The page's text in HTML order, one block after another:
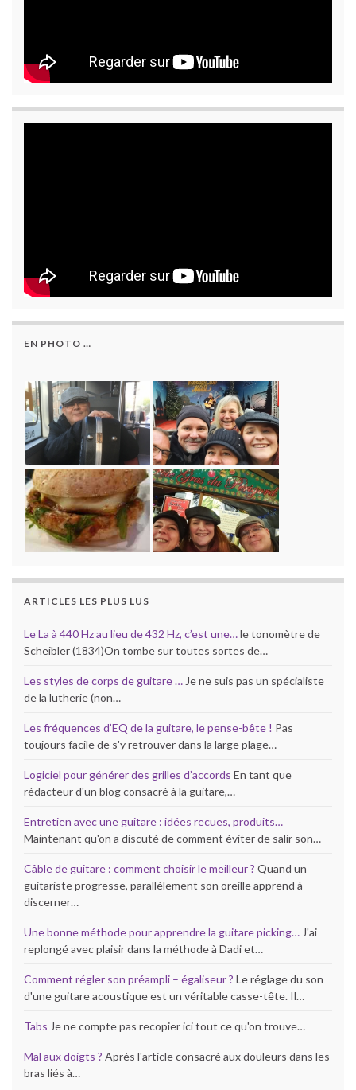
EN PHOTO …
ARTICLES LES PLUS LUS
Le La à 440 Hz au lieu de 432 Hz, c’est une…le tonomètre de
Scheibler (1834)On tombe sur toutes sortes de…
Les styles de corps de guitare … Je ne suis pas un spécialiste
de la lutherie (non…
Les fréquences d’EQ de la guitare, le pense-bête ! Pas
toujours facile de s'y retrouver dans la large plage…
Logiciel pour générer des grilles d’accords En tant que
rédacteur d'un blog consacré à la guitare,…
Entretien avec une guitare : idées recues, produits…
Maintenant qu'on a discuté de comment éviter de salir son…
Câble de guitare : comment choisir le meilleur ? Quand un
guitariste progresse, parallèlement son oreille apprend à
discerner…
Une bonne méthode pour apprendre la guitare picking… J'ai
replongé avec plaisir dans la méthode à Dadi et…
Comment régler son préampli – égaliseur ? Le réglage du son
d'une guitare acoustique est un véritable casse-tête. Il…
Tabs Je ne compte pas recopier ici tout ce qu'on trouve…
Mal aux doigts ? Après l'article consacré aux douleurs dans les
bras liés à…